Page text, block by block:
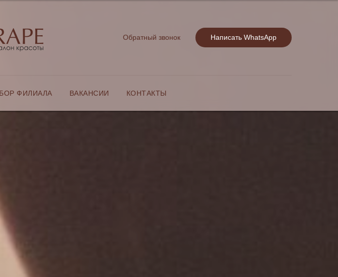
Обратный звонок Написать WhatsApp
ФИЛИАЛА ВАКАНСИИ КОНТАКТЫ